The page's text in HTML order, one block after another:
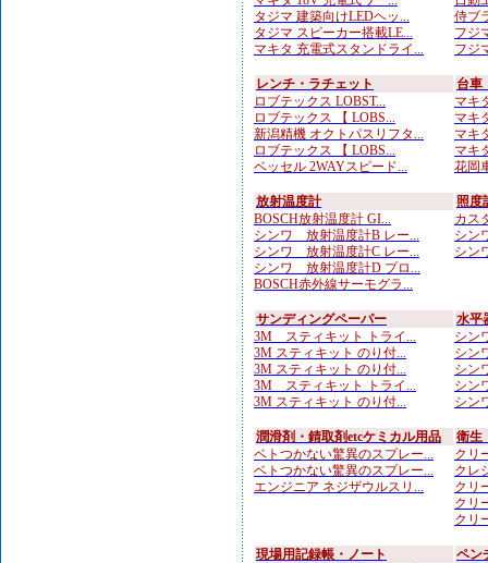
タジマ 建築向けLEDヘッ...
タジマ スピーカー搭載LE...
マキタ 充電式スタンドライ...
侍ブ
フジ
フジ
レンチ・ラチェット
ロブテックス LOBST...
ロブテックス 【 LOBS...
新潟精機 オクトパスリフタ...
ロブテックス 【 LOBS...
ベッセル 2WAYスピード...
台車
マキ
マキ
マキ
マキ
花岡
放射温度計
BOSCH放射温度計 GI...
シンワ 放射温度計B レー...
シンワ 放射温度計C レー...
シンワ 放射温度計D プロ...
BOSCH赤外線サーモグラ...
照度
カス
シン
シン
サンディングペーパー
3M スティキット トライ...
3M スティキット のり付...
3M スティキット のり付...
3M スティキット トライ...
3M スティキット のり付...
水平
シン
シン
シン
シン
シン
潤滑剤・錆取剤etcケミカル用品
ベトつかない驚異のスプレー...
ベトつかない驚異のスプレー...
エンジニア ネジザウルスリ...
衛生
クリ
クレ
クリ
クリ
クリ
現場用記録帳・ノート
ペン